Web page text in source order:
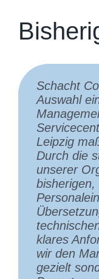
Schacht
Auswahl
Leipzig
Durch die
unserer
bisherigen,
klares
wir den
gezielt
Die
Schacht
erleben wir
äußerst
wertvoll.
nicht nur
sondern
umsetzen
Begleitung
offene
machen
besonders
Wir haben
Schacht
unserer
Das
geholfen,
innerhalb
unsere
Systeme
und